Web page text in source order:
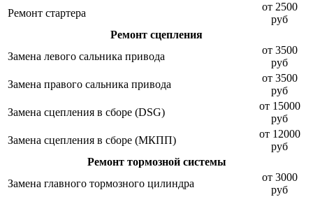
Ремонт стартера
от 2500
руб
Ремонт сцепления
Замена левого сальника привода
от 3500
руб
Замена правого сальника привода
от 3500
руб
Замена сцепления в сборе (DSG)
от 15000
руб
Замена сцепления в сборе (МКПП)
от 12000
руб
Ремонт тормозной системы
Замена главного тормозного цилиндра
от 3000
руб